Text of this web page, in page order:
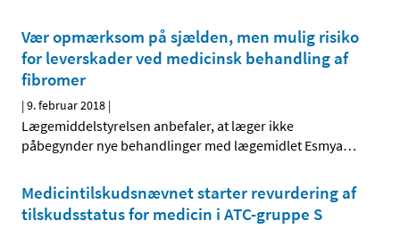
Vær opmærksom på sjælden, men mulig risiko
for leverskader ved medicinsk behandling af
fibromer
|9. februar 2018 |
Lægemiddelstyrelsen anbefaler, at læger ikke
påbegynder nye behandlinger med lægemidlet Esmya…
Medicintilskudsnævnet starter revurdering af
tilskudsstatus for medicin i ATC-gruppe S